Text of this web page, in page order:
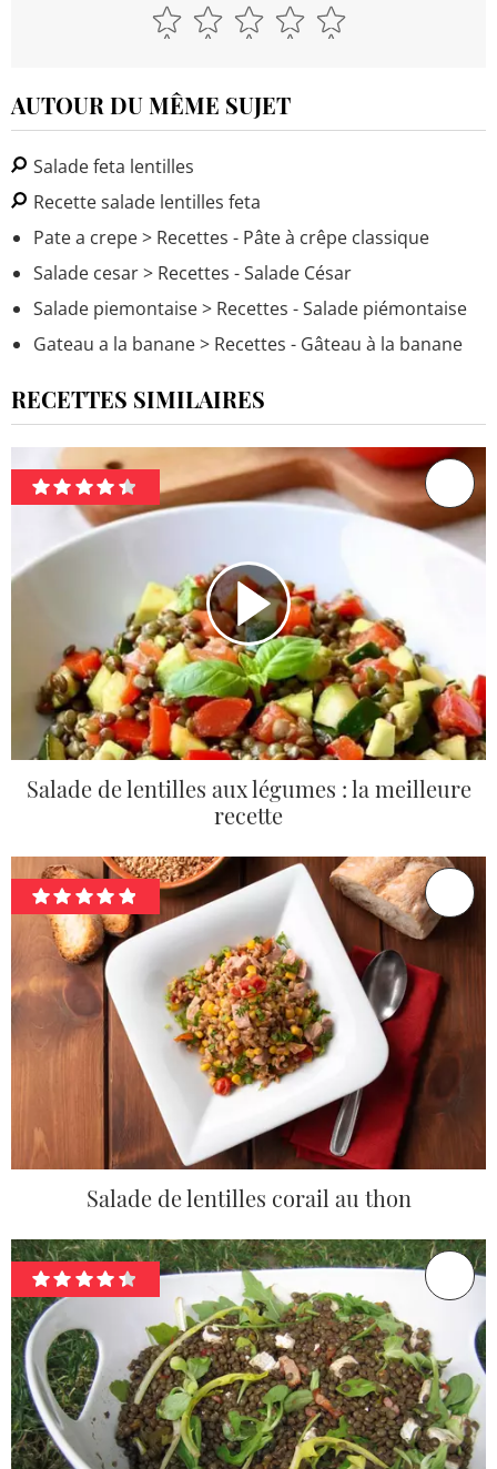
AUTOUR DU MÊME SUJET
Salade feta lentilles
Recette salade lentilles feta
Pate a crepe> Recettes - Pâte à crêpe classique
Salade cesar> Recettes - Salade César
Salade piemontaise> Recettes - Salade piémontaise
Gateau a la banane> Recettes - Gâteau à la banane
RECETTES SIMILAIRES
Salade de lentilles aux légumes : la meilleure
recette
Salade de lentilles corail au thon